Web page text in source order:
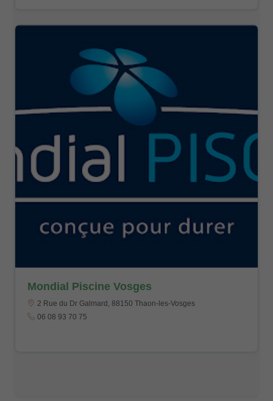
Mondial Piscine Vosges
2 Rue du Dr Galmard, 88150 Thaon-les-Vosges
06 08 93 70 75